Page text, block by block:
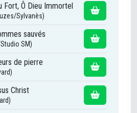
Fort, Ô Dieu Immortel
Sylvanès)
sauvés
SM)
de pierre
Christ